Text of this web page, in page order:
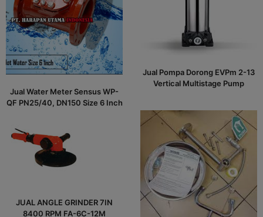
Jual Water Meter Sensus WP-
QF PN25/40, DN150 Size 6 Inch
Jual Pompa Dorong EVPm 2-13
Vertical Multistage Pump
JUAL ANGLE GRINDER 7IN
8400 RPM FA-6C-12M